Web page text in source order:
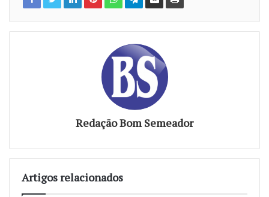
Redação Bom Semeador
Artigos relacionados